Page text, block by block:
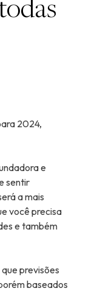
2024,
e
sentir
a mais
você precisa
e também
previsões
baseados